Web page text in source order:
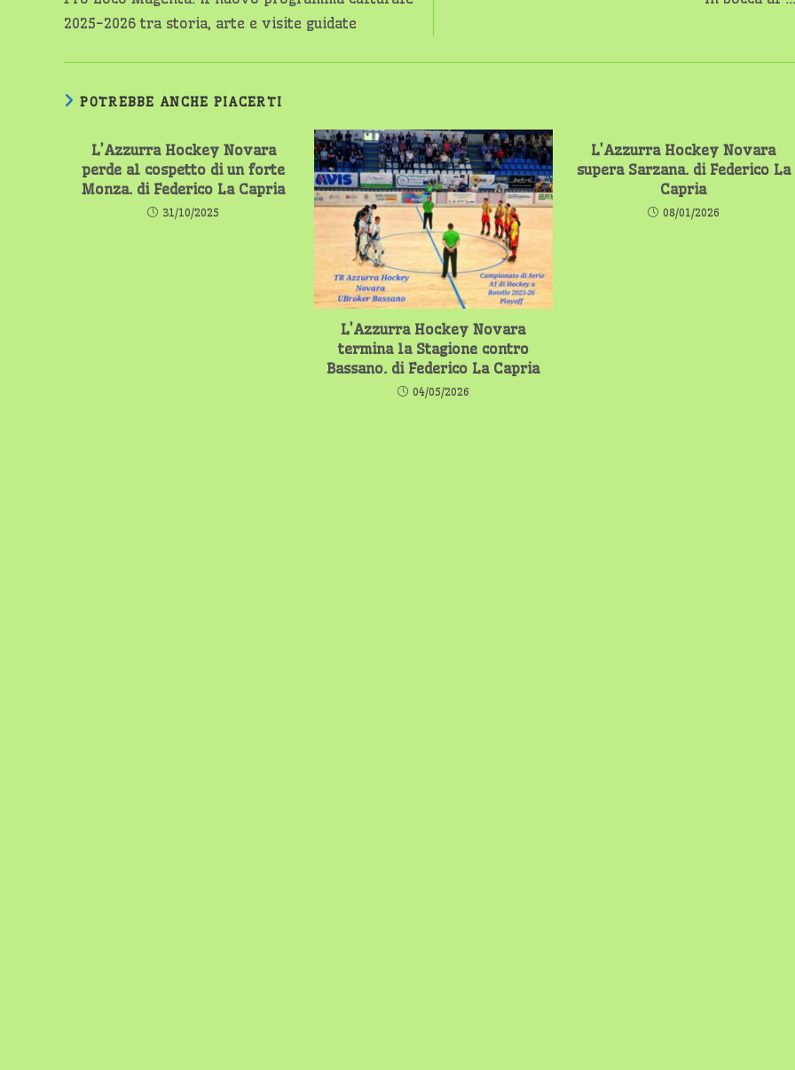
articoli
2025-2026 tra storia, arte e visite guidate
POTREBBE ANCHE PIACERTI
L’Azzurra Hockey Novara
perde al cospetto di un forte
Monza. di Federico La Capria
31/10/2025
L’Azzurra Hockey Novara
termina la Stagione contro
Bassano. di Federico La Capria
04/05/2026
L’Azzurra Hockey Novara
supera Sarzana. di Federico La
Capria
08/01/2026